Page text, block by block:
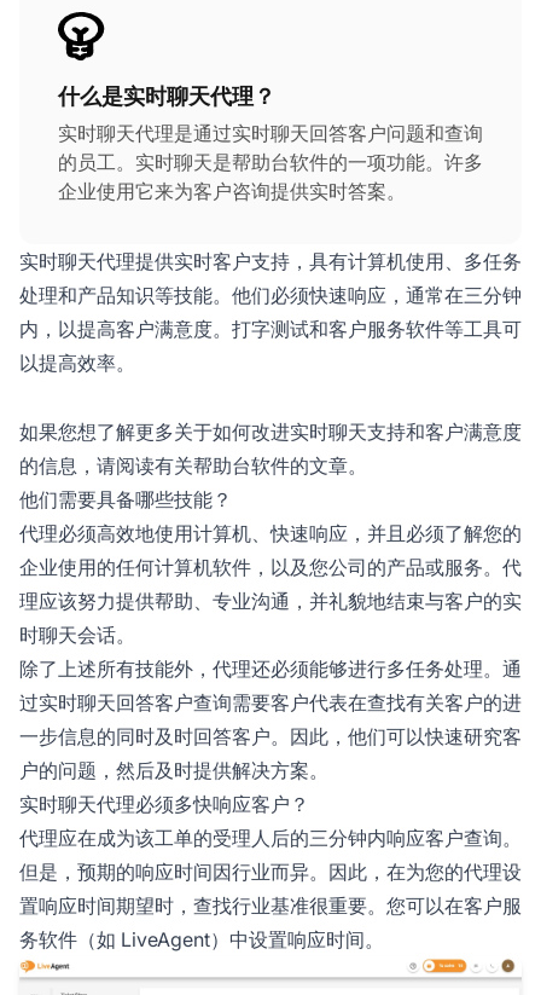
什么是实时聊天代理？
实时聊天代理是通过实时聊天回答客户问题和查询
的员工。实时聊天是帮助台软件的一项功能。许多
企业使用它来为客户咨询提供实时答案。
实时聊天代理提供实时客户支持，具有计算机使用、多任务
处理和产品知识等技能。他们必须快速响应，通常在三分钟
内，以提高客户满意度。打字测试和客户服务软件等工具可
以提高效率。
如果您想了解更多关于如何改进实时聊天支持和客户满意度
的信息，请阅读有关帮助台软件的文章。
他们需要具备哪些技能？
代理必须高效地使用计算机、快速响应，并且必须了解您的
企业使用的任何计算机软件，以及您公司的产品或服务。代
理应该努力提供帮助、专业沟通，并礼貌地结束与客户的实
时聊天会话。
除了上述所有技能外，代理还必须能够进行多任务处理。通
过实时聊天回答客户查询需要客户代表在查找有关客户的进
一步信息的同时及时回答客户。因此，他们可以快速研究客
户的问题，然后及时提供解决方案。
实时聊天代理必须多快响应客户？
代理应在成为该工单的受理人后的三分钟内响应客户查询。
但是，预期的响应时间因行业而异。因此，在为您的代理设
置响应时间期望时，查找行业基准很重要。您可以在客户服
务软件（如 LiveAgent）中设置响应时间。